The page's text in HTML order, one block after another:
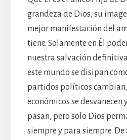
grandeza de Dios, su
mejor manifestación del
tiene. Solamente en Él
nuestra salvación
este mundo se disipan
partidos políticos
económicos se desvanecen
pasan, pero solo Dios
siempre y para siempre.